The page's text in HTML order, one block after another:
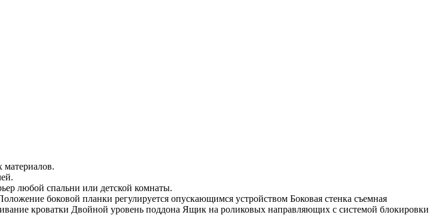
любой спальни или детской комнаты.
боковой планки регулируется опускающимся устройством Боковая стенка съемная
кроватки Двойной уровень поддона Ящик на роликовых направляющих с системой блокировки